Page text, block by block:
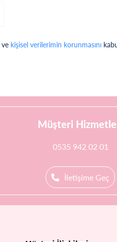
ve kişisel verilerimin korunmasını
Müşteri
0535 942 02 01
İletişime Geç